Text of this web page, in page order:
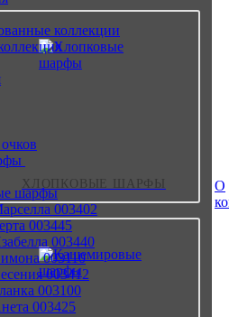
ХЛОПКОВЫЕ ШАРФЫ
О
коллекции
шарфы
003402
003445
003440
003110
003412
003100
003425